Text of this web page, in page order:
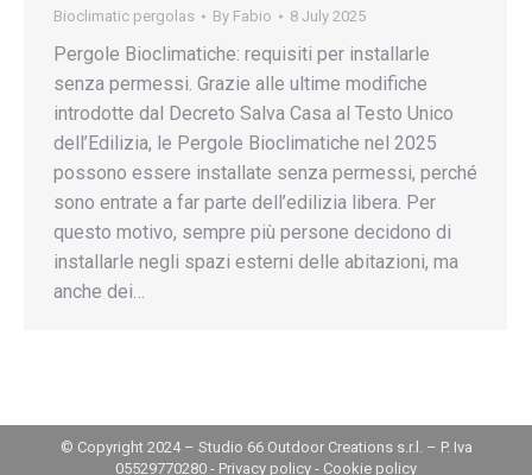
Bioclimatic pergolas By Fabio 8 July 2025
Pergole Bioclimatiche: requisiti per installarle
senza permessi. Grazie alle ultime modifiche
introdotte dal Decreto Salva Casa al Testo Unico
dell’Edilizia, le Pergole Bioclimatiche nel 2025
possono essere installate senza permessi, perché
sono entrate a far parte dell’edilizia libera. Per
questo motivo, sempre più persone decidono di
installarle negli spazi esterni delle abitazioni, ma
anche dei…
© Copyright 2024 – Studio 66 Outdoor Creations s.r.l. – P. Iva
05529770280 - Privacy policy - Cookie policy